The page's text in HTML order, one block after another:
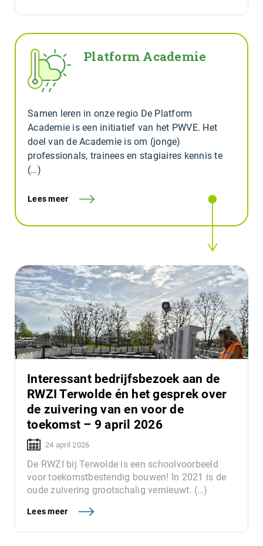
Platform Academie
Samen leren in onze regio De Platform
Academie is een initiatief van het PWVE. Het
doel van de Academie is om (jonge)
professionals, trainees en stagiaires kennis te
(…)
Lees meer
Interessant bedrijfsbezoek aan de
RWZI Terwolde én het gesprek over
de zuivering van en voor de
toekomst – 9 april 2026
24 april 2026
De RWZI bij Terwolde is een schoolvoorbeeld
voor toekomstbestendig bouwen! In 2021 is de
oude zuivering grootschalig vernieuwt. (…)
Lees meer